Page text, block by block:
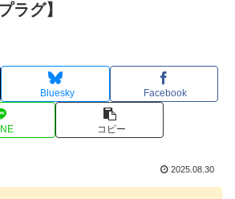
ラグ】
Bluesky Facebook
コピー
2025.08.30